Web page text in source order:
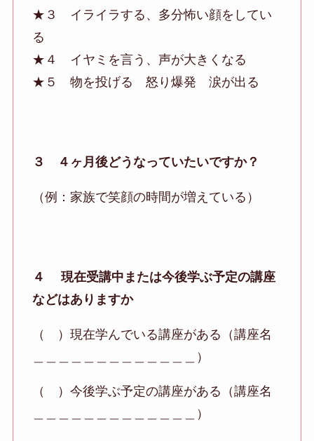
★３ イライラする、多分怖い顔をしてい
る
★４ イヤミを言う、声が大きくなる
★５ 物を投げる 怒り爆発 涙が出る
３ ４ヶ月後どうなっていたいですか？
（例：家族で笑顔の時間が増えている）
４ 現在受講中または今後学ぶ予定の講座
などはありますか
（ ）現在学んでいる講座がある（講座名
＿＿＿＿＿＿＿＿＿＿＿＿＿）
（ ）今後学ぶ予定の講座がある（講座名
＿＿＿＿＿＿＿＿＿＿＿＿＿）